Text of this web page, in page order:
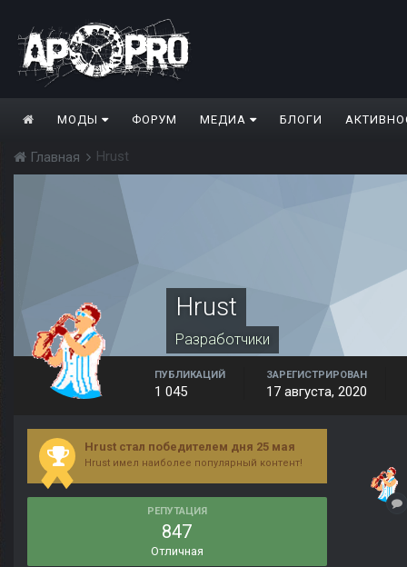
МОДЫ ФОРУМ МЕДИА БЛОГИ
Главная Hrust
Hrust
Разработчики
ПУБЛИКАЦИЙ
1 045
ЗАРЕГИСТРИРОВАН
17 августа, 2020
Hrust стал победителем дня 25 мая
Hrust имел наиболее популярный контент!
РЕПУТАЦИЯ
847
Отличная